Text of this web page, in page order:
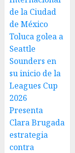
de la Ciudad
de México
Toluca golea a
Seattle
Sounders en
su inicio de la
Leagues Cup
2026
Presenta
Clara Brugada
estrategia
contra